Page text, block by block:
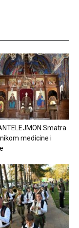
Smatra
medicine i